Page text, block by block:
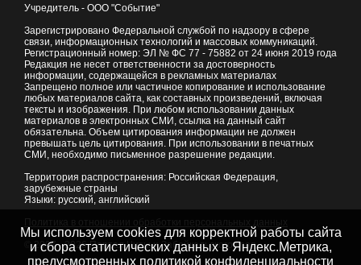
Учредитель - ООО "Событие"
Зарегистрировано Федеральной службой по надзору в сфере
связи, информационных технологий и массовых коммуникаций.
Регистрационный номер: ЭЛ № ФС 77 - 75882 от 24 июня 2019 года
Редакция не несет ответственности за достоверность
информации, содержащейся в рекламных материалах
Запрещено полное или частичное копирование и использование
любых материалов сайта, как составных произведений, включая
тексты и изображения. При любом использовании данных
материалов в электронных СМИ, ссылка на данный сайт
обязательна. Объем цитирования информации не должен
превышать цель цитирования. При использовании в печатных
СМИ, необходимо письменное разрешение редакции.
Территория распространения: Российская Федерация,
зарубежные страны
Языки: русский, английский
© 2007 - 2026Портал Читы и Забайкальского края
Мы используем cookies для корректной работы сайта
и сбора статистических данных в Яндекс.Метрика,
предусмотренных политикой конфиденциальности